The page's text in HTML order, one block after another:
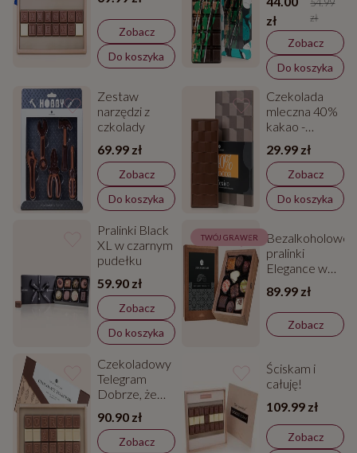
Zobacz
Do koszyka
zł
zł
Zobacz
Do koszyka
Zestaw
narzędzi z
czkolady
69.99 zł
Zobacz
Do koszyka
Czekolada
mleczna 40%
kakao -
Meksyk
29.99 zł
Zobacz
Do koszyka
Pralinki Black
XL w czarnym
pudełku
59.90 zł
Zobacz
Do koszyka
TWÓJ GRAWER
Bezalkoholowe
pralinki
Elegance w
drewnianej
skrzyneczce
89.99 zł
Zobacz
Czekoladowy
Telegram
Dobrze, że
90.90 zł
Zobacz
Ściskam i
całuję!
109.99 zł
Zobacz